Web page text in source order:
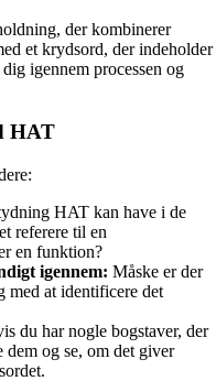
der kombinerer
et krydsord, der indeholder
igennem processen og
HAT
HAT kan have i de
referere til en
en funktion?
igennem: Måske er der
med at identificere det
du har nogle bogstaver, der
og se, om det giver